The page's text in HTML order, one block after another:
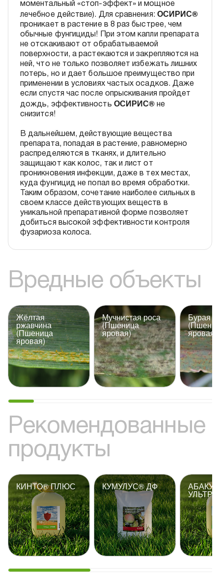
моментальный «стоп-эффект» и мощное
лечебное действие). Для сравнения: ОСИРИС®
проникает в растение в 8 раз быстрее, чем
обычные фунгициды! При этом капли препарата
не отскакивают от обрабатываемой
поверхности, а растекаются и закрепляются на
ней, что не только позволяет избежать лишних
потерь, но и дает большое преимущество при
применении в условиях частых осадков. Даже
если спустя час после опрыскивания пройдет
дождь, эффективность ОСИРИС®не
снизится!
В дальнейшем, действующие вещества
препарата, попадая в растение, равномерно
распределяются в тканях, и длительно
защищают как колос, так и лист от
проникновения инфекции, даже в тех местах,
куда фунгицид не попал во время обработки.
Таким образом, сочетание наиболее сильных в
своем классе действующих веществ в
уникальной препаративной форме позволяет
добиться высокой эффективности контроля
фузариоза колоса.
Вредные объекты
Жёлтая
ржавчина
(Пшеница
яровая)
Мучнистая роса
(Пшеница
яровая)
Бурая
яровая)
Рекомендованные
продукты
КИНТО® ПЛЮС КУМУЛУС® ДФ
УЛЬТРА